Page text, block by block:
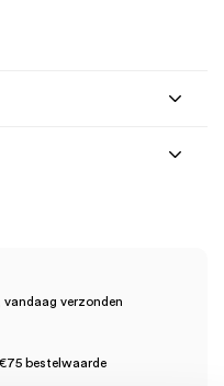
verzonden
bestelwaarde